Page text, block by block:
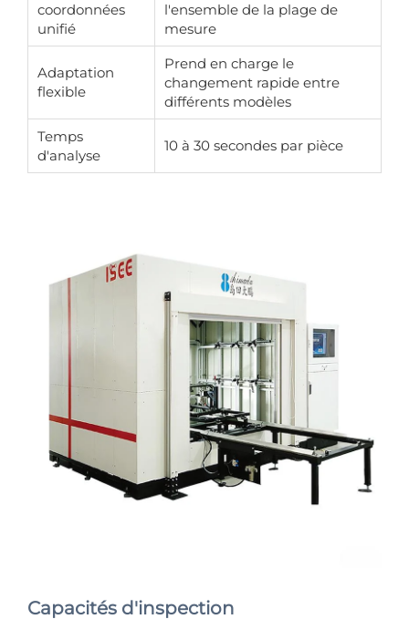
coordonnées
unifié
l'ensemble de la plage de
mesure
Adaptation
flexible
Prend en charge le
changement rapide entre
différents modèles
Temps
d'analyse
10 à 30 secondes par pièce
Capacités d'inspection